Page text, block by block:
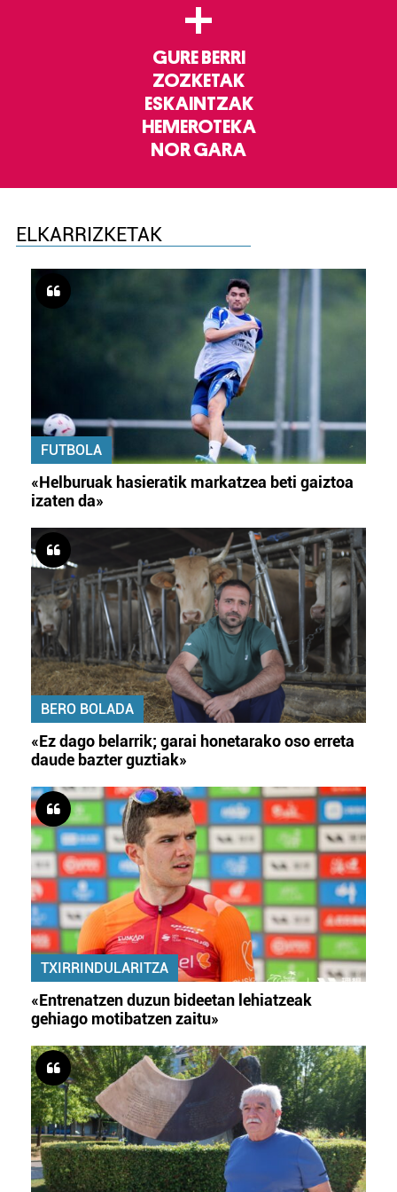
+
GURE BERRI
ZOZKETAK
ESKAINTZAK
HEMEROTEKA
NOR GARA
ELKARRIZKETAK
FUTBOLA
«Helburuak hasieratik markatzea beti gaiztoa
izaten da»
BERO BOLADA
«Ez dago belarrik; garai honetarako oso erreta
daude bazter guztiak»
TXIRRINDULARITZA
«Entrenatzen duzun bideetan lehiatzeak
gehiago motibatzen zaitu»